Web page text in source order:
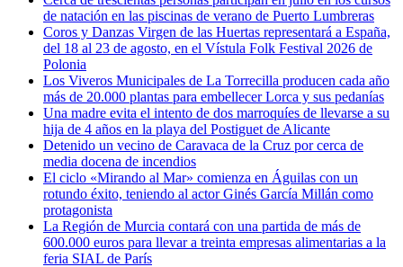
de natación en las piscinas de verano de Puerto Lumbreras
Coros y Danzas Virgen de las Huertas representará a España,
del 18 al 23 de agosto, en el Vístula Folk Festival 2026 de
Polonia
Los Viveros Municipales de La Torrecilla producen cada año
más de 20.000 plantas para embellecer Lorca y sus pedanías
Una madre evita el intento de dos marroquíes de llevarse a su
hija de 4 años en la playa del Postiguet de Alicante
Detenido un vecino de Caravaca de la Cruz por cerca de
media docena de incendios
El ciclo «Mirando al Mar» comienza en Águilas con un
rotundo éxito, teniendo al actor Ginés García Millán como
protagonista
La Región de Murcia contará con una partida de más de
600.000 euros para llevar a treinta empresas alimentarias a la
feria SIAL de París